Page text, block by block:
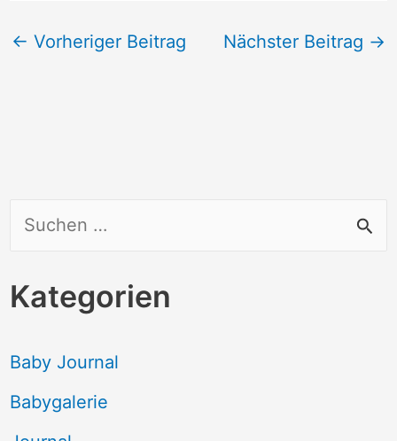
c
e
n
Kategorien
Baby Journal
Babygalerie
← Vorheriger Beitrag Nächster Beitrag →